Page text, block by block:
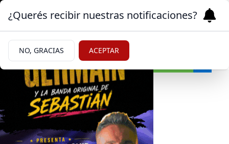
Deportes
14/05/2026
¿Querés recibir nuestras notificaciones?
NO, GRACIAS ACEPTAR